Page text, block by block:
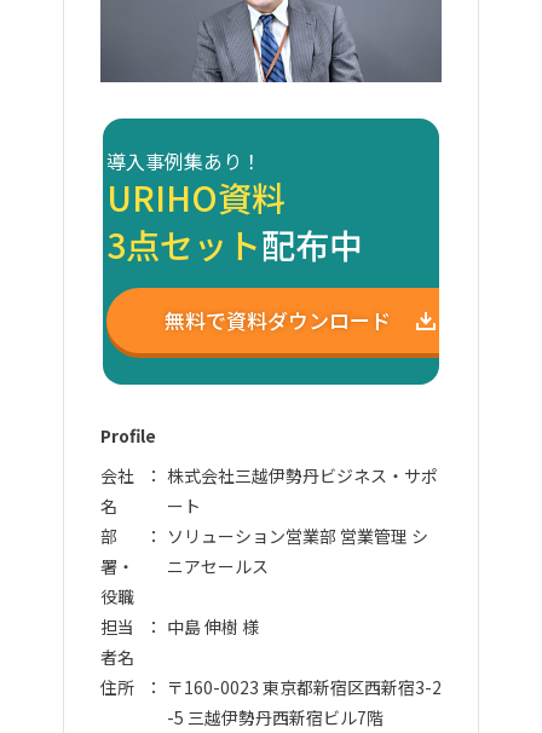
導入事例集あり！
URIHO資料
3点セット配布中
無料で資料ダウンロード
Profile
会社
名
株式会社三越伊勢丹ビジネス・サポ
ート
部
署・
役職
ソリューション営業部 営業管理 シ
ニアセールス
担当
者名
中島 伸樹 様
住所
〒160-0023 東京都新宿区西新宿3-2
-5 三越伊勢丹西新宿ビル7階